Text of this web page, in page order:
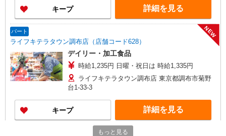
キープ 詳細を見る
パート
ライフキテラタウン調布店（店舗コード628）
NEW
デイリー・加工食品
時給1,235円 日曜・祝日は 時給1,335円
ライフキテラタウン調布店 東京都調布市菊野
台1-33-3
キープ 詳細を見る
もっと見る